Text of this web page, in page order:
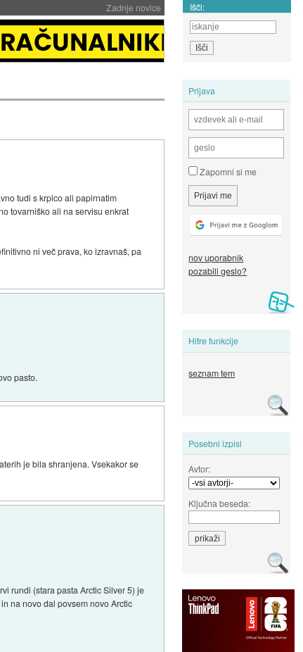
Zadnje novice Išči:
Prijava
Zapomni si me
nov uporabnik
pozabili geslo?
Hitre funkcije
seznam tem
Posebni izpisi
Avtor:
Ključna beseda:
tudi s krpico ali papirnatim
tovarniško ali na servisu enkrat
ni več prava, ko izravnaš, pa
pasto.
je bila shranjena. Vsekakor se
rundi (stara pasta Arctic Silver 5) je
na novo dal povsem novo Arctic